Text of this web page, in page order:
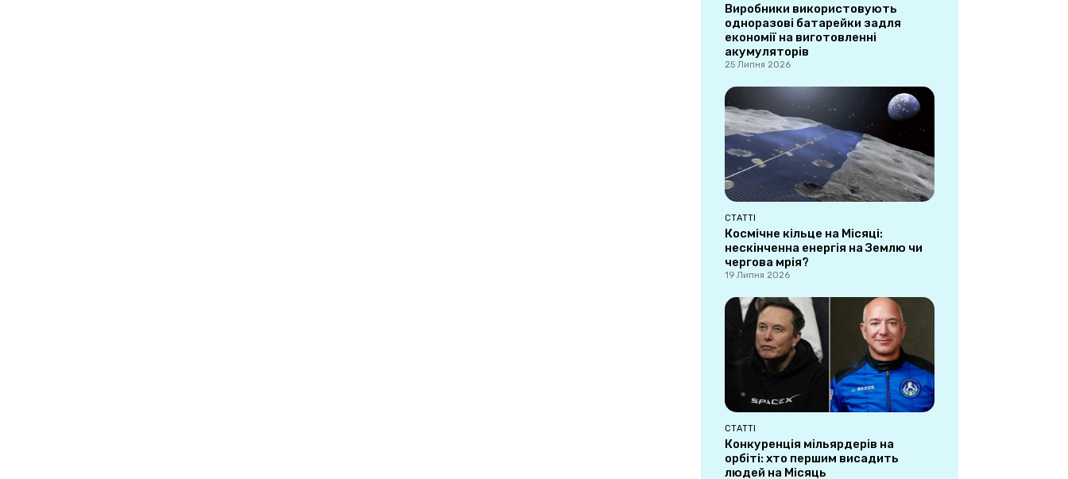
Виробники використовують
одноразові батарейки задля
економії на виготовленні
акумуляторів
25 Липня 2026
СТАТТІ
Космічне кільце на Місяці:
нескінченна енергія на Землю чи
чергова мрія?
19 Липня 2026
СТАТТІ
Конкуренція мільярдерів на
орбіті: хто першим висадить
людей на Місяць